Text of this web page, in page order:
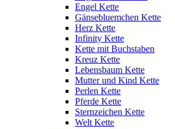
Engel Kette
Gänsebluemchen Kette
Herz Kette
Infinity Kette
Kette mit Buchstaben
Kreuz Kette
Lebensbaum Kette
Mutter und Kind Kette
Perlen Kette
Pferde Kette
Sternzeichen Kette
Welt Kette